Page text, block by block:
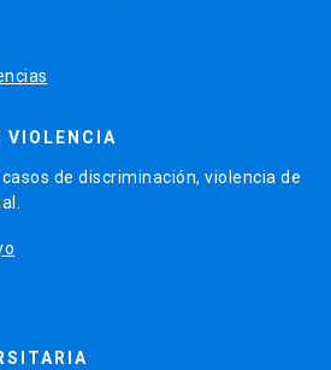
VIOLENCIA
de discriminación, violencia de